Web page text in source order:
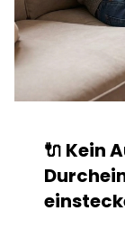
🔌 Kein